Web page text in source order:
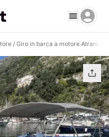
/ Giro in barca a motore Atrani